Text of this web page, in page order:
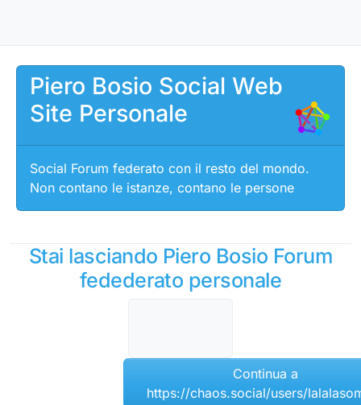
Piero Bosio Social Web
Site Personale
Social Forum federato con il resto del mondo.
Non contano le istanze, contano le persone
Stai lasciando Piero Bosio Forum
fedederato personale
Continua a
https://chaos.social/users/